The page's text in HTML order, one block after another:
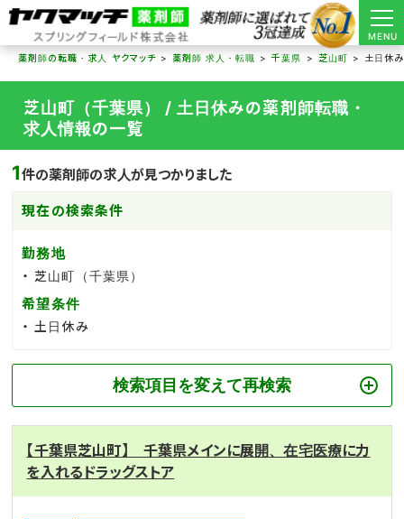
MENU
薬剤師の転職・求人 ヤクマッチ
薬剤師 求人・転職 千葉県 芝山町 土日休み
芝山町（千葉県） / 土日休みの薬剤師転職・
求人情報の一覧
1件の薬剤師の求人が見つかりました
現在の検索条件
勤務地
芝山町（千葉県）
希望条件
土日休み
検索項目を変えて再検索
【千葉県芝山町】 千葉県メインに展開、在宅医療に力
を入れるドラッグストア